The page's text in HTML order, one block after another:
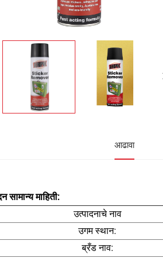
आढावा
सामान्य माहिती:
उत्पादनाचे नाव
उगम स्थान:
ब्रँड नाव: